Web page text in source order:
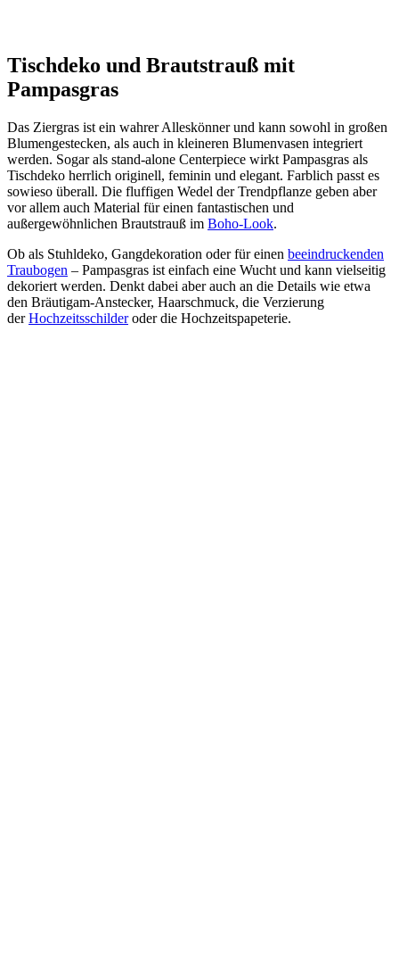
Tischdeko und Brautstrauß mit
Pampasgras
Das Ziergras ist ein wahrer Alleskönner und kann sowohl in großen
Blumengestecken, als auch in kleineren Blumenvasen integriert
werden. Sogar als stand-alone Centerpiece wirkt Pampasgras als
Tischdeko herrlich originell, feminin und elegant. Farblich passt es
sowieso überall. Die fluffigen Wedel der Trendpflanze geben aber
vor allem auch Material für einen fantastischen und
außergewöhnlichen Brautstrauß im Boho-Look.
Ob als Stuhldeko, Gangdekoration oder für einen beeindruckenden
Traubogen – Pampasgras ist einfach eine Wucht und kann vielseitig
dekoriert werden. Denkt dabei aber auch an die Details wie etwa
den Bräutigam-Anstecker, Haarschmuck, die Verzierung
derHochzeitsschilderoder die Hochzeitspapeterie.